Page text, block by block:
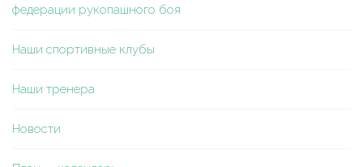
федерации рукопашного боя
Наши спортивные клубы
Наши тренера
Новости